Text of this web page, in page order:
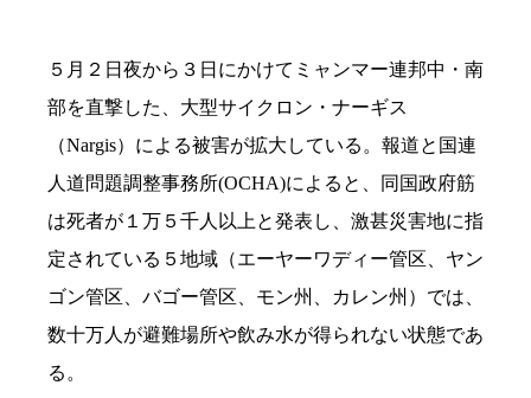
５月２日夜から３日にかけてミャンマー連邦中・南
部を直撃した、大型サイクロン・ナーギス
（Nargis）による被害が拡大している。報道と国連
人道問題調整事務所(OCHA)によると、同国政府筋
は死者が１万５千人以上と発表し、激甚災害地に指
定されている５地域（エーヤーワディー管区、ヤン
ゴン管区、バゴー管区、モン州、カレン州）では、
数十万人が避難場所や飲み水が得られない状態であ
る。